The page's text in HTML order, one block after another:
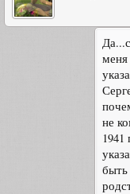
меня
не
1941
быть